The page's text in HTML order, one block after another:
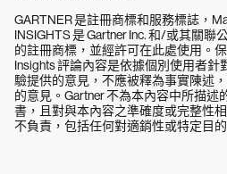
GARTNER 是註冊商標和服務標誌，
INSIGHTS 是 Gartner Inc. 和/或其關聯
的註冊商標，並經許可在此處使用。
Insights 評論內容是依據個別使用者
驗提供的意見，不應被釋為事實陳述
的意見。Gartner 不為本內容中所描述
書，且對與本內容之準確度或完整性
不負責，包括任何對適銷性或特定目